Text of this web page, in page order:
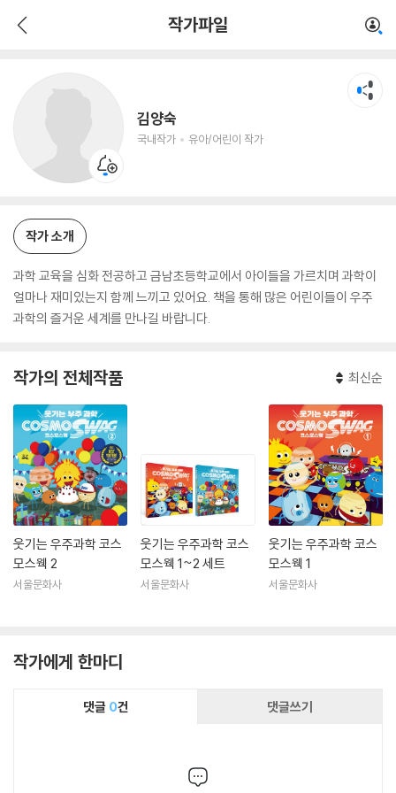
작가파일
김양숙
국내작가 유아/어린이 작가
유아/어린이 작가
작가 소개
과학 교육을 심화 전공하고 금남초등학교에서 아이들을 가르치며 과학이
얼마나 재미있는지 함께 느끼고 있어요. 책을 통해 많은 어린이들이 우주
과학의 즐거운 세계를 만나길 바랍니다.
작가의 전체작품 최신순
웃기는 우주과학 코스
모스웩 2
서울문화사
웃기는 우주과학 코스
모스웩 1~2 세트
서울문화사
웃기는 우주과학 코스
모스웩 1
서울문화사
작가에게 한마디
댓글 0건 댓글쓰기